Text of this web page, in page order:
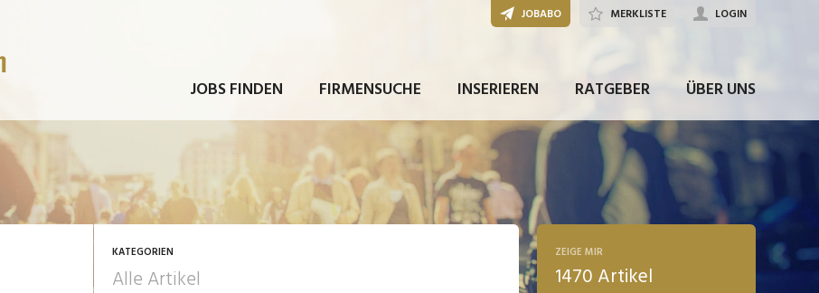
JOBS FINDEN FIRMENSUCHE INSERIEREN RATGEBER ÜBER UNS
JOBABO MERKLISTE LOGIN
KATEGORIEN ZEIGE MIR
1470 Artikel